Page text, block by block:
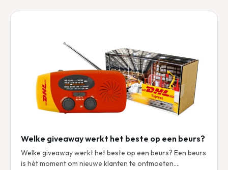
Welke giveaway werkt het beste op een beurs?
Welke giveaway werkt het beste op een beurs? Een beurs
is hét moment om nieuwe klanten te ontmoeten.…